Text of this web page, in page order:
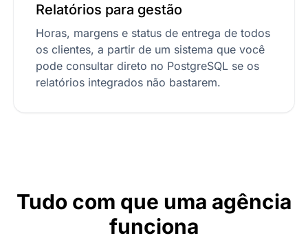
Relatórios para gestão
Horas, margens e status de entrega de todos
os clientes, a partir de um sistema que você
pode consultar direto no PostgreSQL se os
relatórios integrados não bastarem.
Tudo com que uma agência
funciona